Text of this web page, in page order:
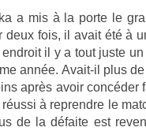
a mis à la porte le
deux fois, il avait été à
il y a tout juste
année. Avait-il plus
après avoir concéder
à re­prendre le
de la défaite est